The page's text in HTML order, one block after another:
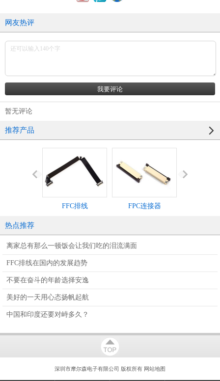
网友热评
暂无评论
推荐产品
FFC排线 FPC连接器
热点推荐
离家总有那么一顿饭会让我们吃的泪流满面
FFC排线在国内的发展趋势
不要在奋斗的年龄选择安逸
美好的一天用心态扬帆起航
中国和印度还要对峙多久？
深圳市摩尔森电子有限公司 版权所有 网站地图